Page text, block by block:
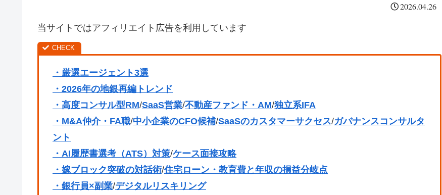
2026.04.26
当サイトではアフィリエイト広告を利用しています
・厳選エージェント3選
・2026年の地銀再編トレンド
・高度コンサル型RM/SaaS営業/不動産ファンド・AM/独立系IFA
・M&A仲介・FA職/中小企業のCFO候補/SaaSのカスタマーサクセス/ガバナンスコンサルタ
ント
・AI履歴書選考（ATS）対策/ケース面接攻略
・嫁ブロック突破の対話術/住宅ローン・教育費と年収の損益分岐点
・銀行員×副業/デジタルリスキリング